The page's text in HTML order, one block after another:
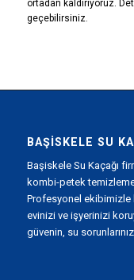
ortadan kaldırıyoruz.
geçebilirsiniz.
BAŞISKELE SU
Başiskele Su Kaçağı
kombi-petek
Profesyonel ekibimizle
evinizi ve işyerinizi
güvenin, su